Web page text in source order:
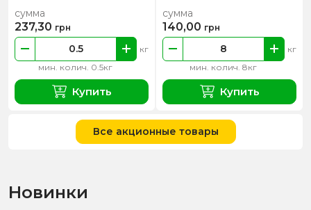
мин. колич. 0.5кг
кг
сумма
237,30 грн
Купить
мин. колич. 8кг
кг
сумма
140,00 грн
Купить
Все акционные товары
Новинки